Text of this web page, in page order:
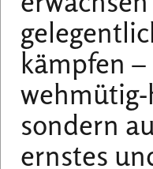
kämpfen –
sondern
ernstes